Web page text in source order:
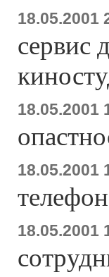
18.05.2001
сервис
18.05.2001
18.05.2001
18.05.2001